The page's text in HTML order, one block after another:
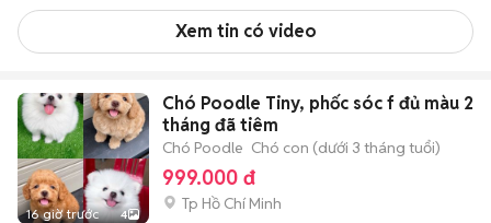
Xem tin có video
16 giờ trước 4
Chó Poodle Tiny, phốc sóc f đủ màu 2
tháng đã tiêm
Chó Poodle Chó con (dưới 3 tháng tuổi)
999.000 đ
Tp Hồ Chí Minh